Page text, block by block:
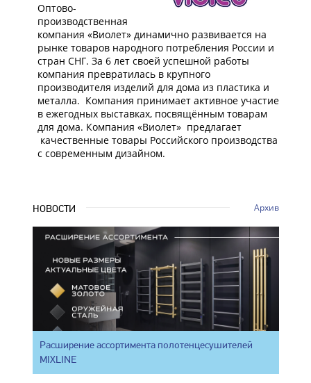
Оптово-
производственная
компания «Виолет» динамично развивается на
рынке товаров народного потребления России и
стран СНГ. За 6 лет своей успешной работы
компания превратилась в крупного
производителя изделий для дома из пластика и
металла. Компания принимает активное участие
в ежегодных выставках, посвящённым товарам
для дома. Компания «Виолет» предлагает
качественные товары Российского производства
с современным дизайном.
НОВОСТИ Архив
Расширение ассортимента полотенцесушителей
MIXLINE